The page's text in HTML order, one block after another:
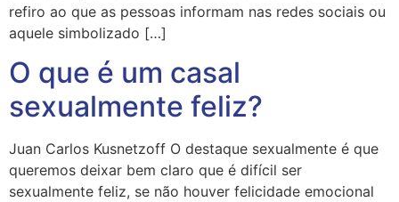
refiro ao que as pessoas informam nas redes sociais ou
aquele simbolizado […]
O que é um casal
sexualmente feliz?
Juan Carlos Kusnetzoff O destaque sexualmente é que
queremos deixar bem claro que é difícil ser
sexualmente feliz, se não houver felicidade emocional